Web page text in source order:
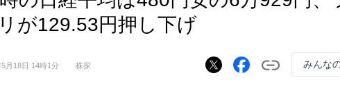
が129.53円押し下げ
月18日 14時1分 株探 みんな